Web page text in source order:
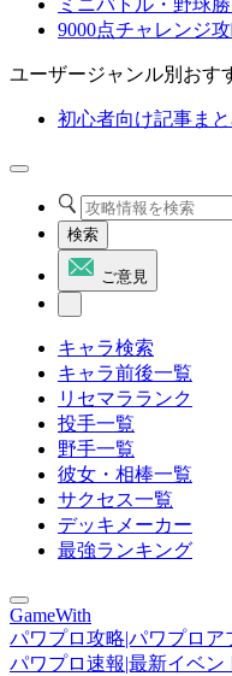
ミニバトル・野球
9000点チャレンジ
ユーザージャンル別おす
初心者向け記事ま
検索
ご意見
キャラ検索
キャラ前後一覧
リセマラランク
投手一覧
野手一覧
彼女・相棒一覧
サクセス一覧
デッキメーカー
最強ランキング
GameWith
パワプロ攻略|パワプロア
パワプロ速報|最新イベ